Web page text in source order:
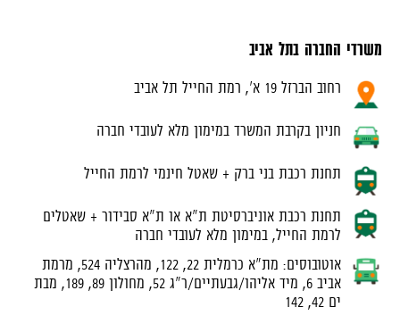
משרדי החברה בתל אביב
רחוב הברזל 19 א', רמת החייל תל אביב
חניון בקרבת המשרד במימון מלא לעובדי חברה
תחנת רכבת בני ברק + שאטל חינמי לרמת החייל
תחנת רכבת אוניברסיטת ת"א או ת"א סבידור + שאטלים
לרמת החייל, במימון מלא לעובדי חברה
אוטובוסים: מת"א כרמלית 22, 122, מהרצליה 524, מרמת
אביב 6, מיד אליהו/גבעתיים/ר"ג 52, מחולון 89, 189, מבת
ים 42, 142